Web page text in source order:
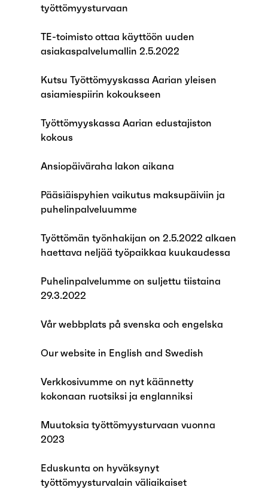
työttömyysturvaan
TE-toimisto ottaa käyttöön uuden
asiakaspalvelumallin 2.5.2022
Kutsu Työttömyyskassa Aarian yleisen
asiamiespiirin kokoukseen
Työttömyyskassa Aarian edustajiston
kokous
Ansiopäiväraha lakon aikana
Pääsiäispyhien vaikutus maksupäiviin ja
puhelinpalveluumme
Työttömän työnhakijan on 2.5.2022 alkaen
haettava neljää työpaikkaa kuukaudessa
Puhelinpalvelumme on suljettu tiistaina
29.3.2022
Vår webbplats på svenska och engelska
Our website in English and Swedish
Verkkosivumme on nyt käännetty
kokonaan ruotsiksi ja englanniksi
Muutoksia työttömyysturvaan vuonna
2023
Eduskunta on hyväksynyt
työttömyysturvalain väliaikaiset